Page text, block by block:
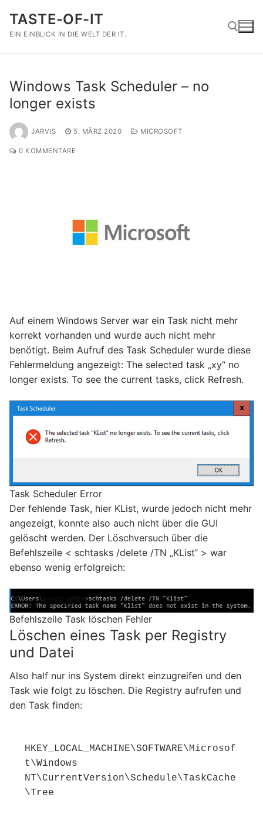
Inhalt
springen
TASTE-OF-IT
EIN EINBLICK IN DIE WELT DER IT.
Windows Task Scheduler – no
longer exists
JARVIS 5. MÄRZ 2020 MICROSOFT
0 KOMMENTARE
Auf einem Windows Server war ein Task nicht mehr
korrekt vorhanden und wurde auch nicht mehr
benötigt. Beim Aufruf des Task Scheduler wurde diese
Fehlermeldung angezeigt: The selected task „xy“ no
longer exists. To see the current tasks, click Refresh.
Task Scheduler Error
Der fehlende Task, hier KList, wurde jedoch nicht mehr
angezeigt, konnte also auch nicht über die GUI
gelöscht werden. Der Löschversuch über die
Befehlszeile < schtasks /delete /TN „KList“ > war
ebenso wenig erfolgreich:
Befehlszeile Task löschen Fehler
Löschen eines Task per Registry
und Datei
Also half nur ins System direkt einzugreifen und den
Task wie folgt zu löschen. Die Registry aufrufen und
den Task finden:
HKEY_LOCAL_MACHINE\SOFTWARE\Microsof
t\Windows
NT\CurrentVersion\Schedule\TaskCache
\Tree